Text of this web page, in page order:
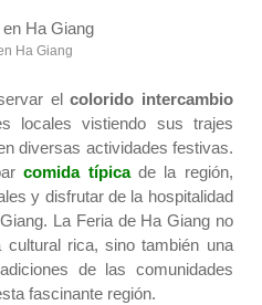
Ha Giang
elcolorido intercambio
locales vistiendo sus trajes
diversas actividades festivas.
comida típicade la región,
y disfrutar de la hospitalidad
La Feria de Ha Giang no
rica, sino también una
de las comunidades
fascinante región.